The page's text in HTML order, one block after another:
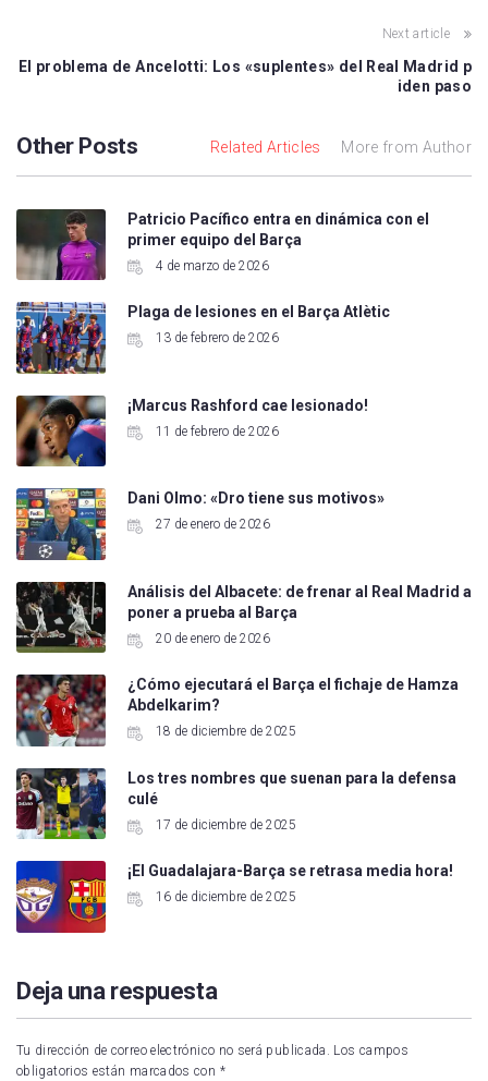
Next article
El problema de Ancelotti: Los «suplentes» del Real Madrid p
iden paso
Other Posts Related Articles More from Author
Patricio Pacífico entra en dinámica con el
primer equipo del Barça
4 de marzo de 2026
Plaga de lesiones en el Barça Atlètic
13 de febrero de 2026
¡Marcus Rashford cae lesionado!
11 de febrero de 2026
Dani Olmo: «Dro tiene sus motivos»
27 de enero de 2026
Análisis del Albacete: de frenar al Real Madrid a
poner a prueba al Barça
20 de enero de 2026
¿Cómo ejecutará el Barça el fichaje de Hamza
Abdelkarim?
18 de diciembre de 2025
Los tres nombres que suenan para la defensa
culé
17 de diciembre de 2025
¡El Guadalajara-Barça se retrasa media hora!
16 de diciembre de 2025
Deja una respuesta
Tu dirección de correo electrónico no será publicada. Los campos
obligatorios están marcados con *